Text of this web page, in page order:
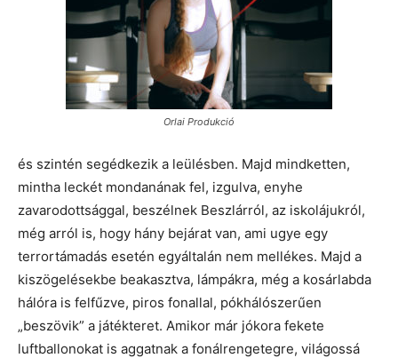
Orlai Produkció
és szintén segédkezik a leülésben. Majd mindketten,
mintha leckét mondanának fel, izgulva, enyhe
zavarodottsággal, beszélnek Beszlárról, az iskolájukról,
még arról is, hogy hány bejárat van, ami ugye egy
terrortámadás esetén egyáltalán nem mellékes. Majd a
kiszögelésekbe beakasztva, lámpákra, még a kosárlabda
hálóra is felfűzve, piros fonallal, pókhálószerűen
„beszövik” a játékteret. Amikor már jókora fekete
luftballonokat is aggatnak a fonálrengetegre, világossá